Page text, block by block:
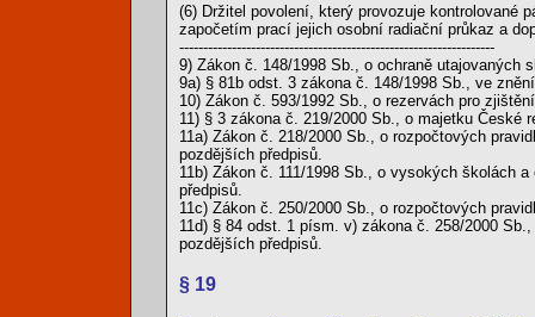
(6) Držitel povolení, který provozuje kontrolované
započetím prací jejich osobní radiační průkaz a
------------------------------------------------------------------
9) Zákon č. 148/1998 Sb., o ochraně
9a) § 81b odst. 3 zákona č. 148/1998 Sb., ve
10) Zákon č. 593/1992 Sb., o rezervách pro
11) § 3 zákona č. 219/2000 Sb., o majetku
11a) Zákon č. 218/2000 Sb., o rozpočtových
pozdějších předpisů.
11b) Zákon č. 111/1998 Sb., o vysokých školách
předpisů.
11c) Zákon č. 250/2000 Sb., o rozpočtových
11d) § 84 odst. 1 písm. v) zákona č. 258/2000
pozdějších předpisů.
§ 19